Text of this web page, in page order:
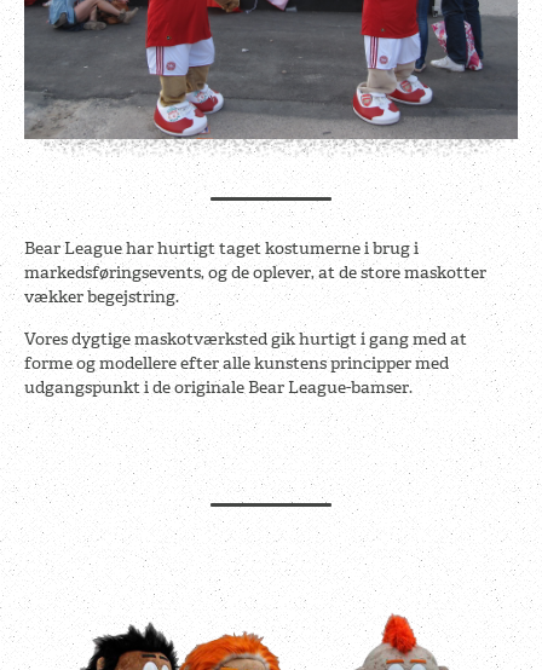
Bear League har hurtigt taget kostumerne i brug i
markedsføringsevents, og de oplever, at de store maskotter
vækker begejstring.
Vores dygtige maskotværksted gik hurtigt i gang med at
forme og modellere efter alle kunstens principper med
udgangspunkt i de originale Bear League-bamser.